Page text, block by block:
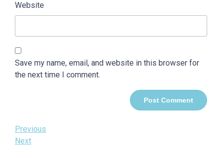
Website
Save my name, email, and website in this browser for
the next time I comment.
Post
Previous
Post
Previous
Next
Next